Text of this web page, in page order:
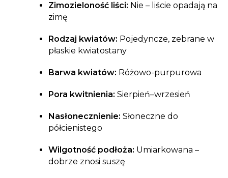
Zimozieloność liści: Nie – liście opadają na
zimę
Rodzaj kwiatów: Pojedyncze, zebrane w
płaskie kwiatostany
Barwa kwiatów: Różowo-purpurowa
Pora kwitnienia: Sierpień–wrzesień
Nasłonecznienie: Słoneczne do
półcienistego
Wilgotność podłoża: Umiarkowana –
dobrze znosi suszę